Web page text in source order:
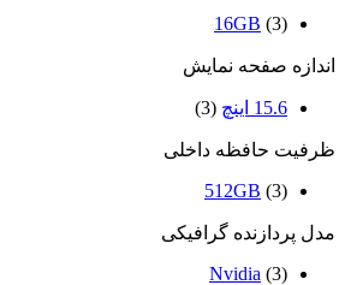
16GB (3)
اندازه صفحه نمایش
15.6 اینچ (3)
ظرفیت حافظه داخلی
512GB (3)
مدل پردازنده گرافیکی
Nvidia (3)